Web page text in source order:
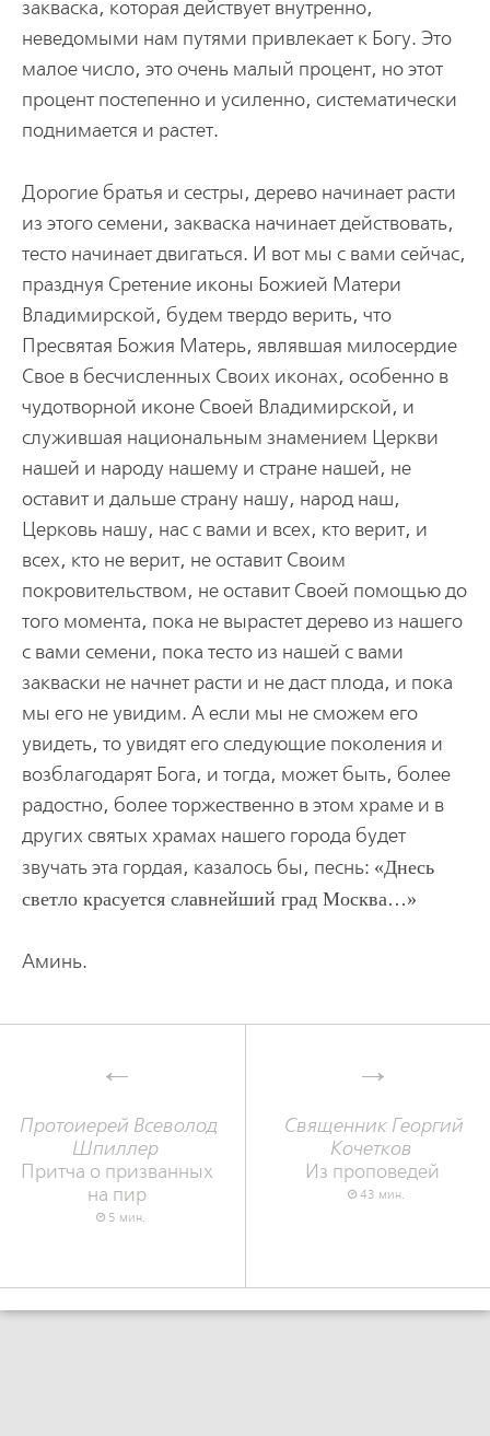
закваска, которая действует внутренно,
неведомыми нам путями привлекает к Богу. Это
малое число, это очень малый процент, но этот
процент постепенно и усиленно, систематически
поднимается и растет.
Дорогие братья и сестры, дерево начинает расти
из этого семени, закваска начинает действовать,
тесто начинает двигаться. И вот мы с вами сейчас,
празднуя Cретение иконы Божией Матери
Владимирской, будем твердо верить, что
Пресвятая Божия Матерь, являвшая милосердие
Свое в бесчисленных Своих иконах, особенно в
чудотворной иконе Своей Владимирской, и
служившая национальным знамением Церкви
нашей и народу нашему и стране нашей, не
оставит и дальше страну нашу, народ наш,
Церковь нашу, нас с вами и всех, кто верит, и
всех, кто не верит, не оставит Своим
покровительством, не оставит Своей помощью до
того момента, пока не вырастет дерево из нашего
с вами семени, пока тесто из нашей с вами
закваски не начнет расти и не даст плода, и пока
мы его не увидим. А если мы не сможем его
увидеть, то увидят его следующие поколения и
возблагодарят Бога, и тогда, может быть, более
радостно, более торжественно в этом храме и в
других святых храмах нашего города будет
звучать эта гордая, казалось бы, песнь:
Днесь
светло красуется славнейший град Москва…
Аминь.
Протоиерей Всеволод
Шпиллер
Притча о призванных
на пир
5 мин.
Священник Георгий
Кочетков
Из проповедей
43 мин.